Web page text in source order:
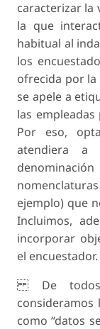
caracterizar la
la que
habitual al
los
ofrecida por la
se apele a
las
Por eso,
atendiera a
ejemplo) que
Incluimos,
incorporar
el encuestador.
De todos
consideramos
como “datos